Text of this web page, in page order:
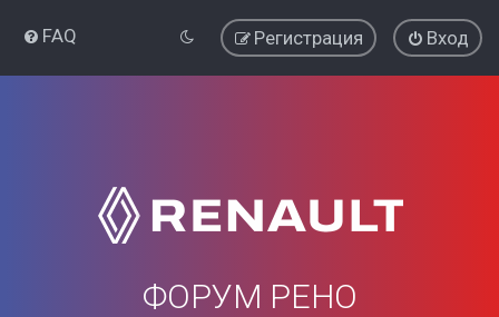
FAQ Вход
Регистрация
ФОРУМ РЕНО